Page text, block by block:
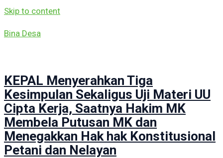
Skip to content
Bina Desa
KEPAL Menyerahkan Tiga
Kesimpulan Sekaligus Uji Materi UU
Cipta Kerja, Saatnya Hakim MK
Membela Putusan MK dan
Menegakkan Hak hak Konstitusional
Petani dan Nelayan